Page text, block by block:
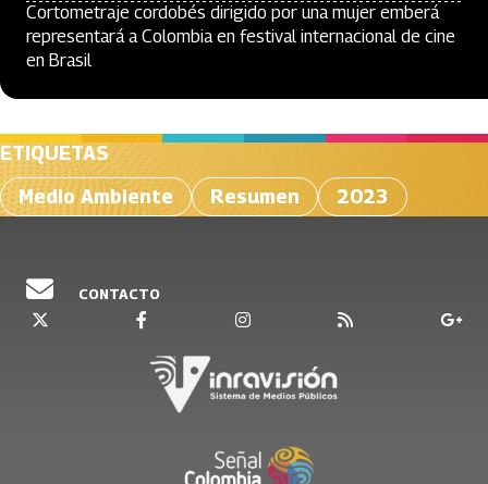
Cortometraje cordobés dirigido por una mujer emberá
representará a Colombia en festival internacional de cine
en Brasil
ETIQUETAS
Medio Ambiente
Resumen 2023
CONTACTO